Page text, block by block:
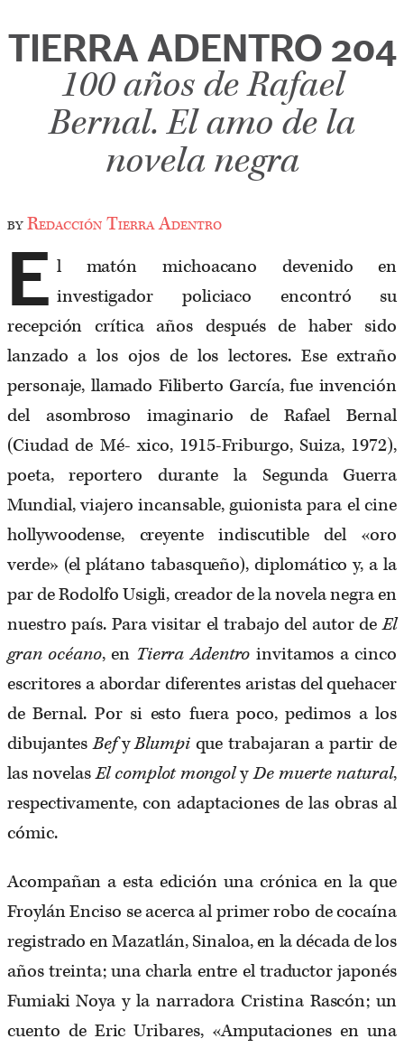
TIERRA ADENTRO 204
100 años de Rafael
Bernal. El amo de la
novela negra
byRedacción Tierra Adentro
E l matón michoacano devenido en
investigador policiaco encontró su
recepción crítica años después de haber sido
lanzado a los ojos de los lectores. Ese extraño
personaje, llamado Filiberto García, fue invención
del asombroso imaginario de Rafael Bernal
(Ciudad de Mé- xico, 1915-Friburgo, Suiza, 1972),
poeta, reportero durante la Segunda Guerra
Mundial, viajero incansable, guionista para el cine
hollywoodense, creyente indiscutible del «oro
verde» (el plátano tabasqueño), diplomático y, a la
par de Rodolfo Usigli, creador de la novela negra en
nuestro país. Para visitar el trabajo del autor deEl
gran océano, en Tierra Adentro invitamos a cinco
escritores a abordar diferentes aristas del quehacer
de Bernal. Por si esto fuera poco, pedimos a los
dibujantesBefyBlumpique trabajaran a partir de
las novelasEl complot mongolyDe muerte natural,
respectivamente, con adaptaciones de las obras al
cómic.
Acompañan a esta edición una crónica en la que
Froylán Enciso se acerca al primer robo de cocaína
registrado en Mazatlán, Sinaloa, en la década de los
años treinta; una charla entre el traductor japonés
Fumiaki Noya y la narradora Cristina Rascón; un
cuento de Eric Uribares, «Amputaciones en una